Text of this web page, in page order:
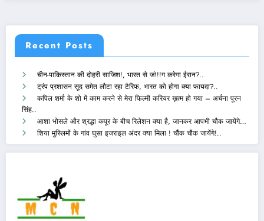
Recent Posts
चीन-पाकिस्तान की दोहरी साजिश!, भारत से जं!!!ग करेगा ईरान?..
ट्रंप प्रशासन सूद समेत लौटा रहा टैरिफ, भारत को होगा क्या फायदा?..
कपिल शर्मा के शो में काम करने से मेरा फिल्मी करियर ख़त्म हो गया – अर्चना पूरन
सिंह..
आशा भोसले और श्रद्धा कपूर के बीच रिलेशन क्या है, जानकर आपभी चौक जायेंगे…
शिया मुस्लिमों के गांव घुसा इजराइल अंदर क्या मिला ! चौंक चौक जायेंगे!..